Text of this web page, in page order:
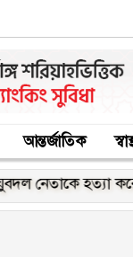
আন্তর্জাতিক
হত্যা করে লাশ